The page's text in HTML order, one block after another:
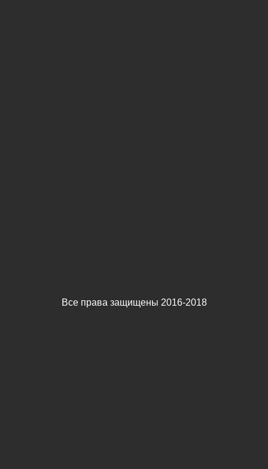
Все права защищены 2016-2018